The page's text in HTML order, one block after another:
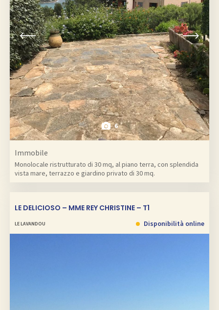
6
Immobile
Monolocale ristrutturato di 30 mq, al piano terra, con splendida
vista mare, terrazzo e giardino privato di 30 mq.
LE DELICIOSO – MME REY CHRISTINE – T1
LE LAVANDOU Disponibilità online